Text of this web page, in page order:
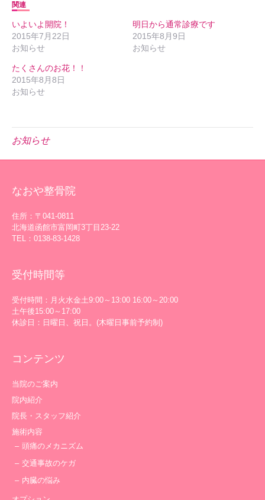
関連
いよいよ開院！
2015年7月22日
お知らせ
明日から通常診療です
2015年8月9日
お知らせ
たくさんのお花！！
2015年8月8日
お知らせ
お知らせ
なおや整骨院
住所：〒041-0811
北海道函館市富岡町3丁目23-22
TEL：0138-83-1428
受付時間等
受付時間：月火水金土9:00～13:00 16:00～20:00
土午後15:00～17:00
休診日：日曜日、祝日。(木曜日事前予約制)
コンテンツ
当院のご案内
院内紹介
院長・スタッフ紹介
施術内容
頭痛のメカニズム
交通事故のケガ
内臓の悩み